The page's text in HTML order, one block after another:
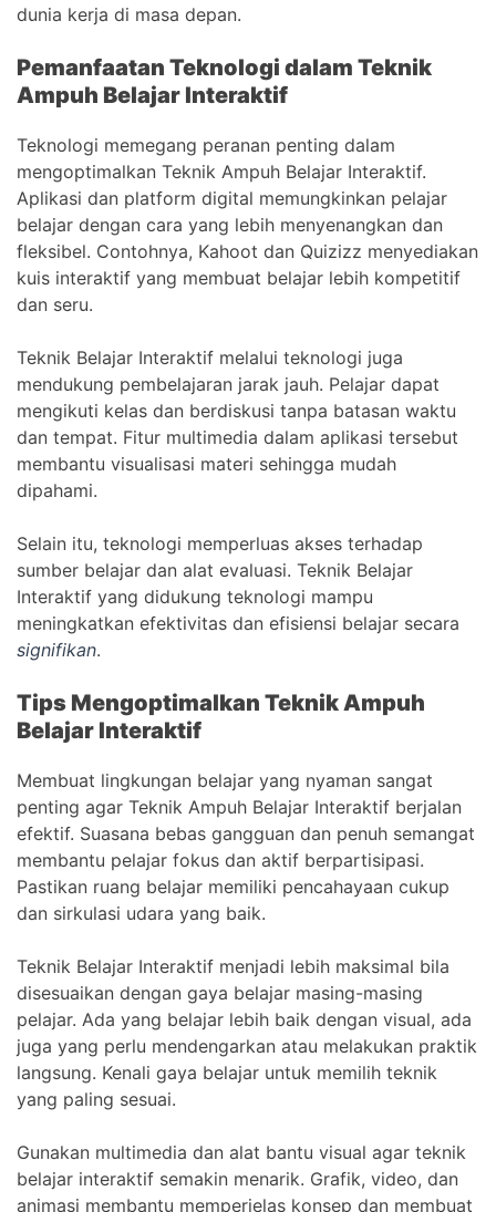
dunia kerja di masa depan.
Pemanfaatan Teknologi dalam Teknik
Ampuh Belajar Interaktif
Teknologi memegang peranan penting dalam
mengoptimalkan Teknik Ampuh Belajar Interaktif.
Aplikasi dan platform digital memungkinkan pelajar
belajar dengan cara yang lebih menyenangkan dan
fleksibel. Contohnya, Kahoot dan Quizizz menyediakan
kuis interaktif yang membuat belajar lebih kompetitif
dan seru.
Teknik Belajar Interaktif melalui teknologi juga
mendukung pembelajaran jarak jauh. Pelajar dapat
mengikuti kelas dan berdiskusi tanpa batasan waktu
dan tempat. Fitur multimedia dalam aplikasi tersebut
membantu visualisasi materi sehingga mudah
dipahami.
Selain itu, teknologi memperluas akses terhadap
sumber belajar dan alat evaluasi. Teknik Belajar
Interaktif yang didukung teknologi mampu
meningkatkan efektivitas dan efisiensi belajar secara
signifikan.
Tips Mengoptimalkan Teknik Ampuh
Belajar Interaktif
Membuat lingkungan belajar yang nyaman sangat
penting agar Teknik Ampuh Belajar Interaktif berjalan
efektif. Suasana bebas gangguan dan penuh semangat
membantu pelajar fokus dan aktif berpartisipasi.
Pastikan ruang belajar memiliki pencahayaan cukup
dan sirkulasi udara yang baik.
Teknik Belajar Interaktif menjadi lebih maksimal bila
disesuaikan dengan gaya belajar masing-masing
pelajar. Ada yang belajar lebih baik dengan visual, ada
juga yang perlu mendengarkan atau melakukan praktik
langsung. Kenali gaya belajar untuk memilih teknik
yang paling sesuai.
Gunakan multimedia dan alat bantu visual agar teknik
belajar interaktif semakin menarik. Grafik, video, dan
animasi membantu memperjelas konsep dan membuat